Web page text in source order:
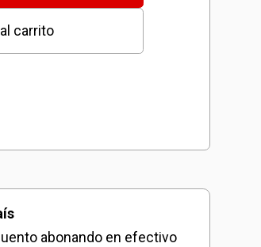
carrito
abonando en efectivo